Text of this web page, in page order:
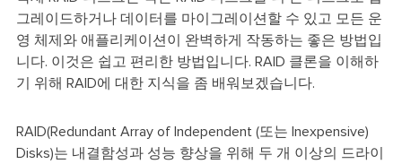
그레이드하거나 데이터를 마이그레이션할 수 있고 모든 운
영 체제와 애플리케이션이 완벽하게 작동하는 좋은 방법입
니다. 이것은 쉽고 편리한 방법입니다. RAID 클론을 이해하
기 위해 RAID에 대한 지식을 좀 배워보겠습니다.
RAID(Redundant Array of Independent (또는 Inexpensive)
Disks)는 내결함성과 성능 향상을 위해 두 개 이상의 드라이